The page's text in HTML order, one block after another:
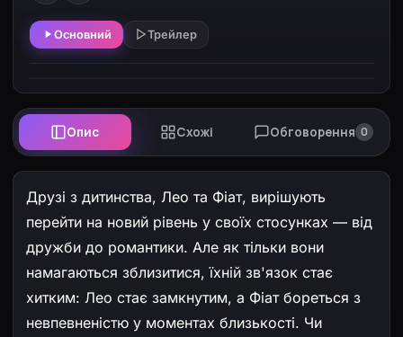
Основний Трейлер
Опис Схожі Обговорення 0
Друзі з дитинства, Лео та Фіат, вирішують
перейти на новий рівень у своїх стосунках — від
дружби до романтики. Але як тільки вони
намагаються зблизитися, їхній зв'язок стає
хитким: Лео стає замкнутим, а Фіат бореться з
невпевненістю у моментах близькості. Чи